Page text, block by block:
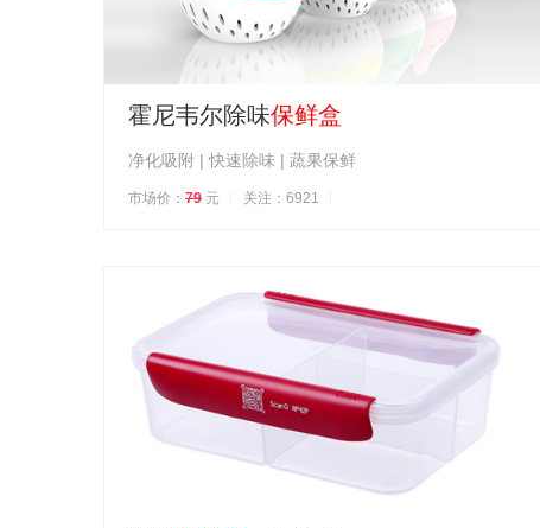
霍尼韦尔除味保鲜盒
净化吸附 | 快速除味 | 蔬果保鲜
市场价： 79 元 关注：6921